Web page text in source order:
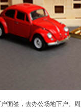
面签，去办公场地下户。